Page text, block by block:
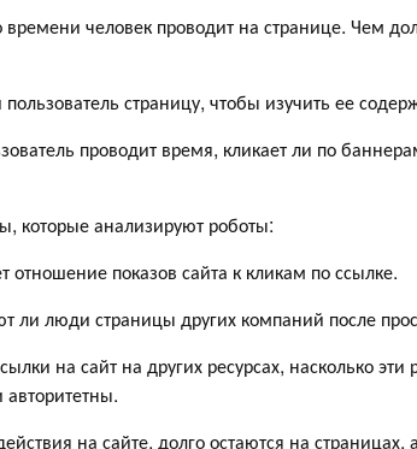
человек проводит на странице. Чем
страницу, чтобы изучить ее
проводит время, кликает ли по
которые анализируют роботы:
отношение показов сайта к кликам по ссылке.
ли люди страницы других компаний после
на сайт на других ресурсах, насколько эти
авторитетны.
на сайте, долго остаются на